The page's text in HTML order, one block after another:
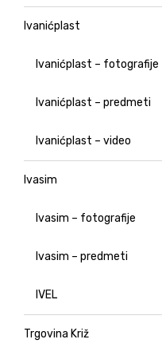
Ivanićplast
Ivanićplast – fotografije
Ivanićplast – predmeti
Ivanićplast – video
Ivasim
Ivasim – fotografije
Ivasim – predmeti
IVEL
Trgovina Križ